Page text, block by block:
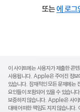
또는에 로그
Footer
이 사이트에는 사용자가 제출한 콘
사용됩니다. Apple은 주어진 정보
있습니다. 잠재적인 모든 문제에는
요인들이 포함되어 있을 수 있습니
보증하지 않습니다. Apple은 사이
대해 어떠한 책임도 지지 않습니다.